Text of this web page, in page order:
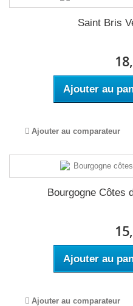
Saint Bris
Ajouter au
Ajouter au comparateur
Bourgogne Côtes
Ajouter au
Ajouter au comparateur